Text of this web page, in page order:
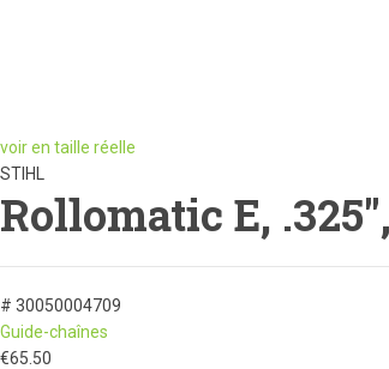
voir en taille réelle
STIHL
Rollomatic E,
# 30050004709
Guide-chaînes
€65.50